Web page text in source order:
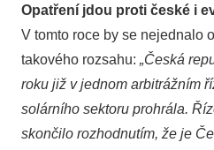
Opatření jdou proti české i
V tomto roce by se nejednalo
takového rozsahu: „Česká
roku již v jednom arbitrážním
solárního sektoru prohrála.
skončilo rozhodnutím, že je